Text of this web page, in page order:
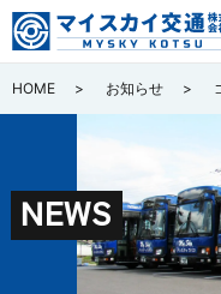
HOME お知らせ
NEWS